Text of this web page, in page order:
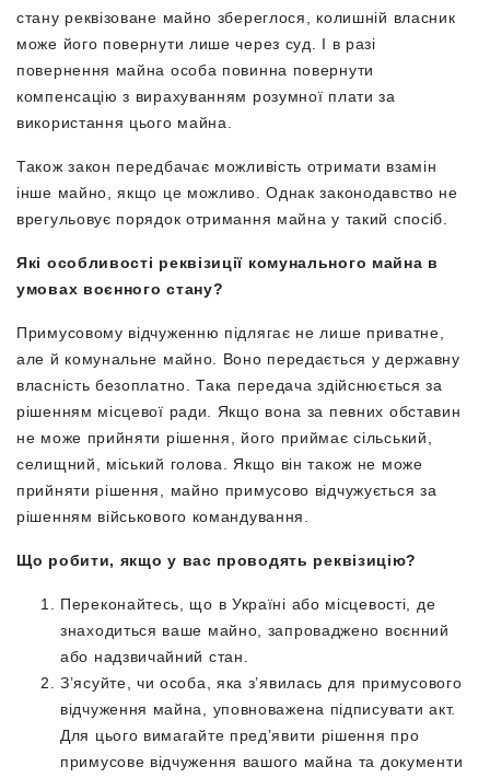
стану реквізоване майно збереглося, колишній власник
може його повернути лише через суд. І в разі
повернення майна особа повинна повернути
компенсацію з вирахуванням розумної плати за
використання цього майна.
Також закон передбачає можливість отримати взамін
інше майно, якщо це можливо. Однак законодавство не
врегульовує порядок отримання майна у такий спосіб.
Які особливості реквізиції комунального майна в
умовах воєнного стану?
Примусовому відчуженню підлягає не лише приватне,
але й комунальне майно. Воно передається у державну
власність безоплатно. Така передача здійснюється за
рішенням місцевої ради. Якщо вона за певних обставин
не може прийняти рішення, його приймає сільський,
селищний, міський голова. Якщо він також не може
прийняти рішення, майно примусово відчужується за
рішенням військового командування.
Що робити, якщо у вас проводять реквізицію?
Переконайтесь, що в Україні або місцевості, де
знаходиться ваше майно, запроваджено воєнний
або надзвичайний стан.
З’ясуйте, чи особа, яка з’явилась для примусового
відчуження майна, уповноважена підписувати акт.
Для цього вимагайте пред’явити рішення про
примусове відчуження вашого майна та документи